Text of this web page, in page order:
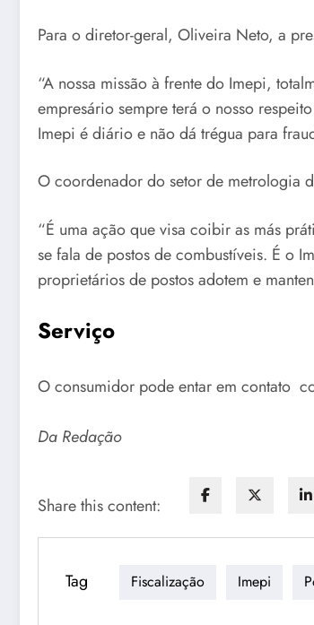
Para o diretor-geral, Oliveira Neto, a
“A nossa missão à frente do Imepi,
empresário sempre terá o nosso
Imepi é diário e não dá trégua para
O coordenador do setor de metrologia
“É uma ação que visa coibir as más
se fala de postos de combustíveis. É o
proprietários de postos adotem e
Serviço
O consumidor pode entar em contato
Da Redação
Share this content:
Tag Fiscalização Imepi